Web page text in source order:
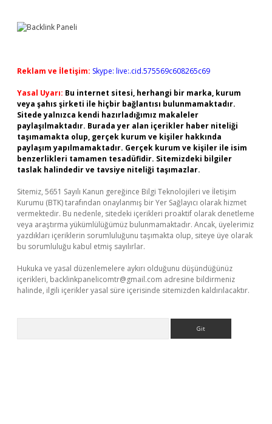
Reklam ve İletişim: Skype: live:.cid.575569c608265c69
Yasal Uyarı: Bu internet sitesi, herhangi bir marka, kurum
veya şahıs şirketi ile hiçbir bağlantısı bulunmamaktadır.
Sitede yalnızca kendi hazırladığımız makaleler
paylaşılmaktadır. Burada yer alan içerikler haber niteliği
taşımamakta olup, gerçek kurum ve kişiler hakkında
paylaşım yapılmamaktadır. Gerçek kurum ve kişiler ile isim
benzerlikleri tamamen tesadüfidir. Sitemizdeki bilgiler
taslak halindedir ve tavsiye niteliği taşımazlar.
Sitemiz, 5651 Sayılı Kanun gereğince Bilgi Teknolojileri ve İletişim
Kurumu (BTK) tarafından onaylanmış bir Yer Sağlayıcı olarak hizmet
vermektedir. Bu nedenle, sitedeki içerikleri proaktif olarak denetleme
veya araştırma yükümlülüğümüz bulunmamaktadır. Ancak, üyelerimiz
yazdıkları içeriklerin sorumluluğunu taşımakta olup, siteye üye olarak
bu sorumluluğu kabul etmiş sayılırlar.
Hukuka ve yasal düzenlemelere aykırı olduğunu düşündüğünüz
içerikleri, backlinkpanelicomtr@gmail.com adresine bildirmeniz
halinde, ilgili içerikler yasal süre içerisinde sitemizden kaldırılacaktır.